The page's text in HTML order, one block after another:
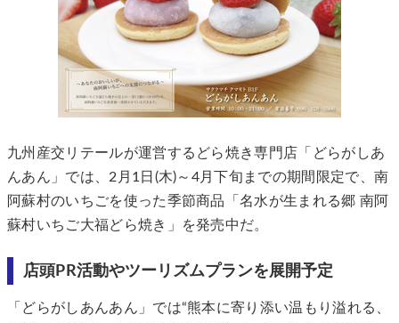
九州産交リテールが運営するどら焼き専門店「どらがしあ
んあん」では、2月1日(木)～4月下旬までの期間限定で、南
阿蘇村のいちごを使った季節商品「名水が生まれる郷 南阿
蘇村いちご大福どら焼き」を発売中だ。
店頭PR活動やツーリズムプランを展開予定
「どらがしあんあん」では“熊本に寄り添い温もり溢れる、